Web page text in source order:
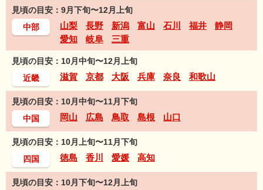
見頃の目安：9月下旬〜12月上旬
中部
山梨 長野 新潟 富山 石川 福井
静岡
愛知
岐阜 三重
見頃の目安：10月中旬〜12月上旬
近畿
滋賀 京都 大阪 兵庫 奈良 和歌山
見頃の目安：10月中旬〜11月下旬
中国
岡山 広島 鳥取 島根 山口
見頃の目安：10月上旬〜11月下旬
四国
徳島 香川 愛媛 高知
見頃の目安：10月下旬〜12月上旬